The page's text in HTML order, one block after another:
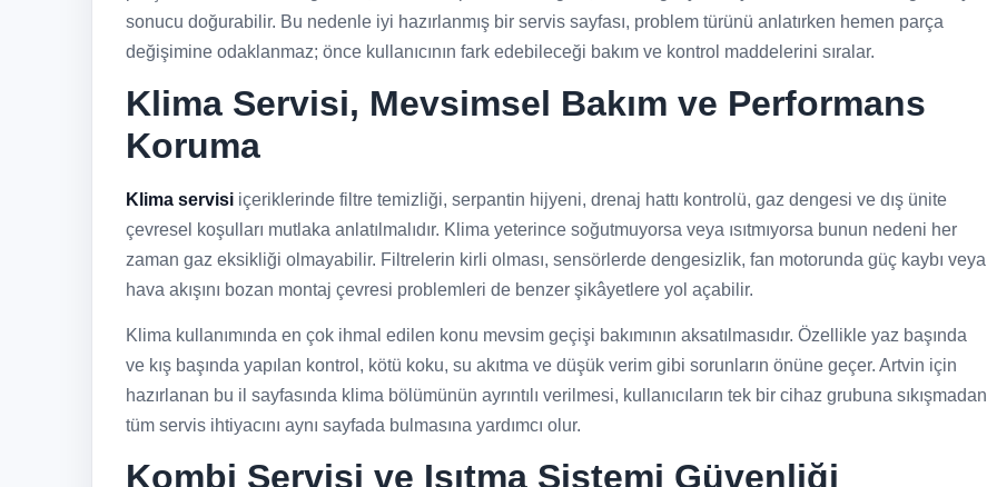
sonucu doğurabilir. Bu nedenle iyi hazırlanmış bir servis sayfası, problem türünü anlatırken hemen parça
değişimine odaklanmaz; önce kullanıcının fark edebileceği bakım ve kontrol maddelerini sıralar.
Klima Servisi, Mevsimsel Bakım ve Performans
Koruma
Klima servisi içeriklerinde filtre temizliği, serpantin hijyeni, drenaj hattı kontrolü, gaz dengesi ve dış ünite
çevresel koşulları mutlaka anlatılmalıdır. Klima yeterince soğutmuyorsa veya ısıtmıyorsa bunun nedeni her
zaman gaz eksikliği olmayabilir. Filtrelerin kirli olması, sensörlerde dengesizlik, fan motorunda güç kaybı veya
hava akışını bozan montaj çevresi problemleri de benzer şikâyetlere yol açabilir.
Klima kullanımında en çok ihmal edilen konu mevsim geçişi bakımının aksatılmasıdır. Özellikle yaz başında
ve kış başında yapılan kontrol, kötü koku, su akıtma ve düşük verim gibi sorunların önüne geçer. Artvin için
hazırlanan bu il sayfasında klima bölümünün ayrıntılı verilmesi, kullanıcıların tek bir cihaz grubuna sıkışmadan
tüm servis ihtiyacını aynı sayfada bulmasına yardımcı olur.
Kombi Servisi ve Isıtma Sistemi Güvenliği